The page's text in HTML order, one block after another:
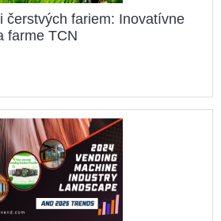
čerstvých fariem: Inovatívne
farme TCN